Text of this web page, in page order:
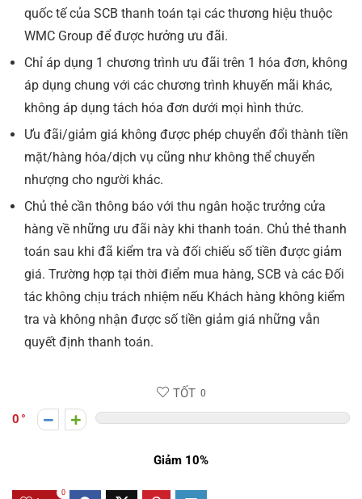
quốc tế của SCB thanh toán tại các thương hiệu thuộc
WMC Group để được hưởng ưu đãi.
Chỉ áp dụng 1 chương trình ưu đãi trên 1 hóa đơn, không
áp dụng chung với các chương trình khuyến mãi khác,
không áp dụng tách hóa đơn dưới mọi hình thức.
Ưu đãi/giảm giá không được phép chuyển đổi thành tiền
mặt/hàng hóa/dịch vụ cũng như không thể chuyển
nhượng cho người khác.
Chủ thẻ cần thông báo với thu ngân hoặc trưởng cửa
hàng về những ưu đãi này khi thanh toán. Chủ thẻ thanh
toán sau khi đã kiểm tra và đối chiếu số tiền được giảm
giá. Trường hợp tại thời điểm mua hàng, SCB và các Đối
tác không chịu trách nhiệm nếu Khách hàng không kiểm
tra và không nhận được số tiền giảm giá những vẫn
quyết định thanh toán.
TỐT 0
0
Giảm 10%
0